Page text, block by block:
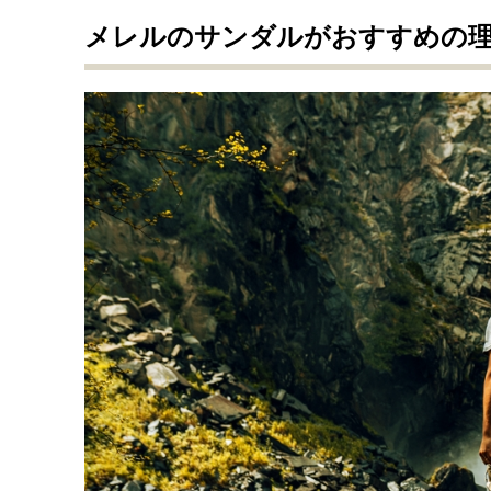
メレルのサンダルがおすすめの